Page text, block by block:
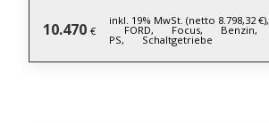
10.470 €
inkl. 19% MwSt. (netto 8.798,32 €),
FORD, Focus, Benzin,
PS, Schaltgetriebe